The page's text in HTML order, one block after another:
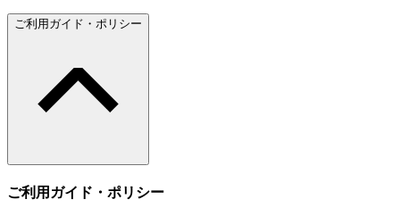
ご利用ガイド・ポリシー
ご利用ガイド・ポリシー